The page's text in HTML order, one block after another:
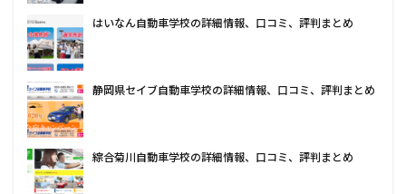
はいなん自動車学校の詳細情報、口コミ、評判まとめ
静岡県セイブ自動車学校の詳細情報、口コミ、評判まとめ
綜合菊川自動車学校の詳細情報、口コミ、評判まとめ